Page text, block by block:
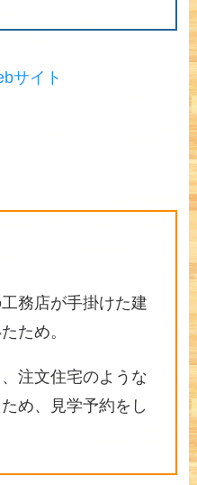
サイト
務店が手掛けた建
ため。
注文住宅のような
め、見学予約をし